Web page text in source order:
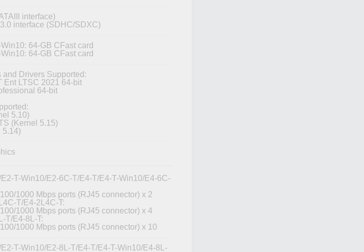
interface)
interface (SDHC/SDXC)
64-GB CFast card
64-GB CFast card
Drivers Supported:
Ent LTSC 2021 64-bit
64-bit
5.10)
(Kernel 5.15)
5.14)
T-Win10/E2-6C-T/E4-T/E4-T-Win10/E4-6C-
1000 Mbps ports (RJ45 connector) x 2
T/E4-2L4C-T:
1000 Mbps ports (RJ45 connector) x 4
T/E4-8L-T:
1000 Mbps ports (RJ45 connector) x 10
T-Win10/E2-8L-T/E4-T/E4-T-Win10/E4-8L-